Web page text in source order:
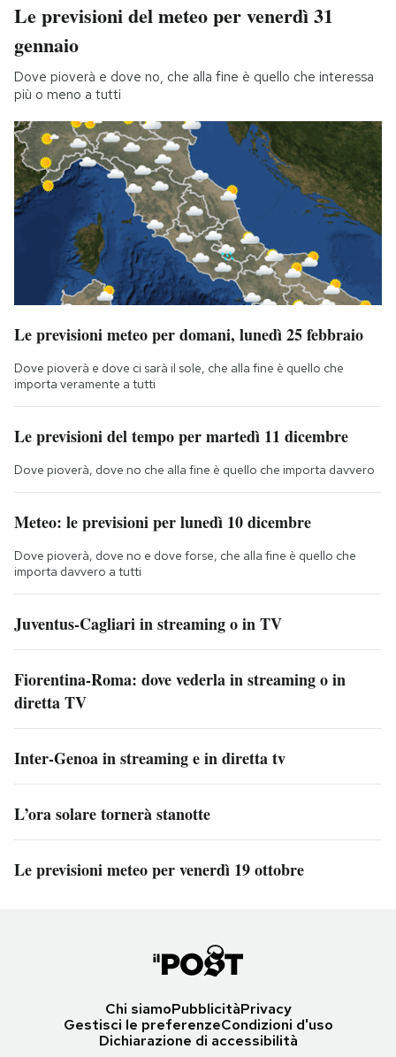
Le previsioni del meteo per venerdì 31
gennaio
Dove pioverà e dove no, che alla fine è quello che interessa
più o meno a tutti
Le previsioni meteo per domani, lunedì 25 febbraio
Dove pioverà e dove ci sarà il sole, che alla fine è quello che
importa veramente a tutti
Le previsioni del tempo per martedì 11 dicembre
Dove pioverà, dove no che alla fine è quello che importa davvero
Meteo: le previsioni per lunedì 10 dicembre
Dove pioverà, dove no e dove forse, che alla fine è quello che
importa davvero a tutti
Juventus-Cagliari in streaming o in TV
Fiorentina-Roma: dove vederla in streaming o in
diretta TV
Inter-Genoa in streaming e in diretta tv
L’ora solare tornerà stanotte
Le previsioni meteo per venerdì 19 ottobre
Chi siamoPubblicitàPrivacy
Gestisci le preferenzeCondizioni d'uso
Dichiarazione di accessibilità